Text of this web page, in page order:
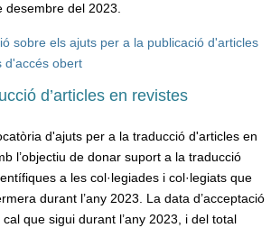
desembre del 2023.
sobre els ajuts per a la publicació d'articles
d'accés obert
d’articles en revistes
d'ajuts per a la traducció d'articles en
l’objectiu de donar suport a la traducció
a les col·legiades i col·legiats que
durant l’any 2023. La data d’acceptació
que sigui durant l’any 2023, i del total